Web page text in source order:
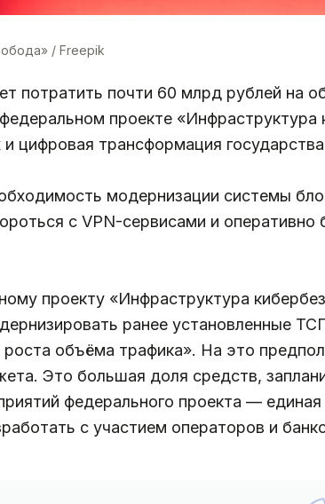
/ Freepik
потратить почти 60 млрд рублей на
проекте
цифровая трансформация
модернизации системы
с VPN-сервисами и
проекту «Инфраструктура
ранее установленные
роста объёма трафика». На это
Это большая доля средств,
федерального проекта —
с участием операторов и